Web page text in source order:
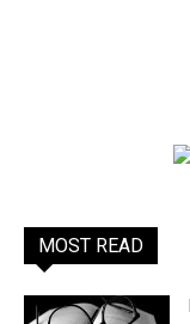
MOST READ